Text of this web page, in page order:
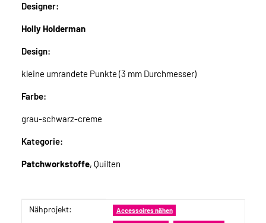
Designer:
Holly Holderman
Design:
kleine umrandete Punkte (3 mm Durchmesser)
Farbe:
grau-schwarz-creme
Kategorie:
Patchworkstoffe, Quilten
Produkteigenschaft
Wert
Nähprojekt: Accessoires nähen